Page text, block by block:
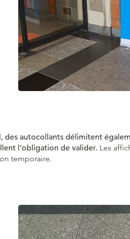
des autocollants délimitent
l’obligation de valider. Les
temporaire.